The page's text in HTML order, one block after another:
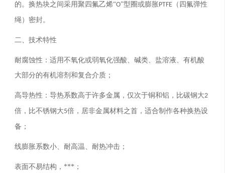
的。换热块之间采用聚四氟乙烯“O”型圈或膨胀PTFE （四氟弹性
绳）密封。
二、技术特性
耐腐蚀性：适用不氧化或弱氧化强酸、碱类、盐溶液、有机酸
大部分的有机溶剂和复合介质；
高导热性：导热系数高于许多金属，仅次于铜和铝，比碳钢大2
倍，比不锈钢大5倍，居非金属材料之首，适合制作各种换热设
备；
线膨胀系数小、耐高温、耐热冲击；
表面不易结构，***；